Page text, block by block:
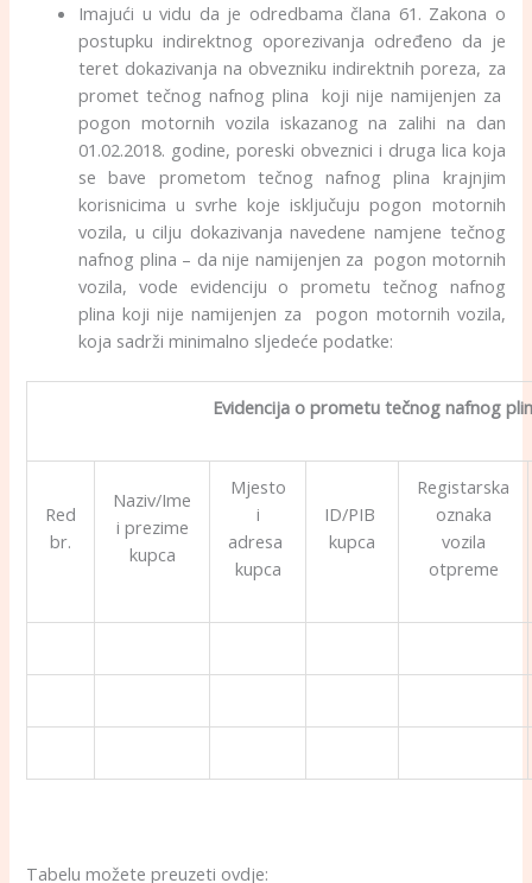
Imajući u vidu da je odredbama člana 61. Zakona o
postupku indirektnog oporezivanja određeno da je
teret dokazivanja na obvezniku indirektnih poreza, za
promet tečnog nafnog plina koji nije namijenjen za
pogon motornih vozila iskazanog na zalihi na dan
01.02.2018. godine, poreski obveznici i druga lica koja
se bave prometom tečnog nafnog plina krajnjim
korisnicima u svrhe koje isključuju pogon motornih
vozila, u cilju dokazivanja navedene namjene tečnog
nafnog plina – da nije namijenjen za pogon motornih
vozila, vode evidenciju o prometu tečnog nafnog
plina koji nije namijenjen za pogon motornih vozila,
koja sadrži minimalno sljedeće podatke:
Evidencija o prometu tečnog nafnog
Red
br.
Naziv/Ime
i prezime
kupca
Mjesto
i
adresa
kupca
ID/PIB
kupca
Registarska
oznaka
vozila
otpreme
Tabelu možete preuzeti ovdje: